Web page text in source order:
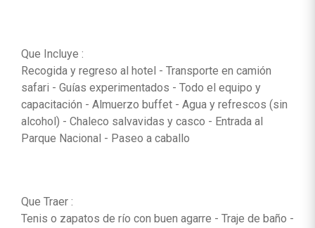
Que Incluye :
Recogida y regreso al hotel - Transporte en camión
safari - Guías experimentados - Todo el equipo y
capacitación - Almuerzo buffet - Agua y refrescos (sin
alcohol) - Chaleco salvavidas y casco - Entrada al
Parque Nacional - Paseo a caballo
Que Traer :
Tenis o zapatos de río con buen agarre - Traje de baño -